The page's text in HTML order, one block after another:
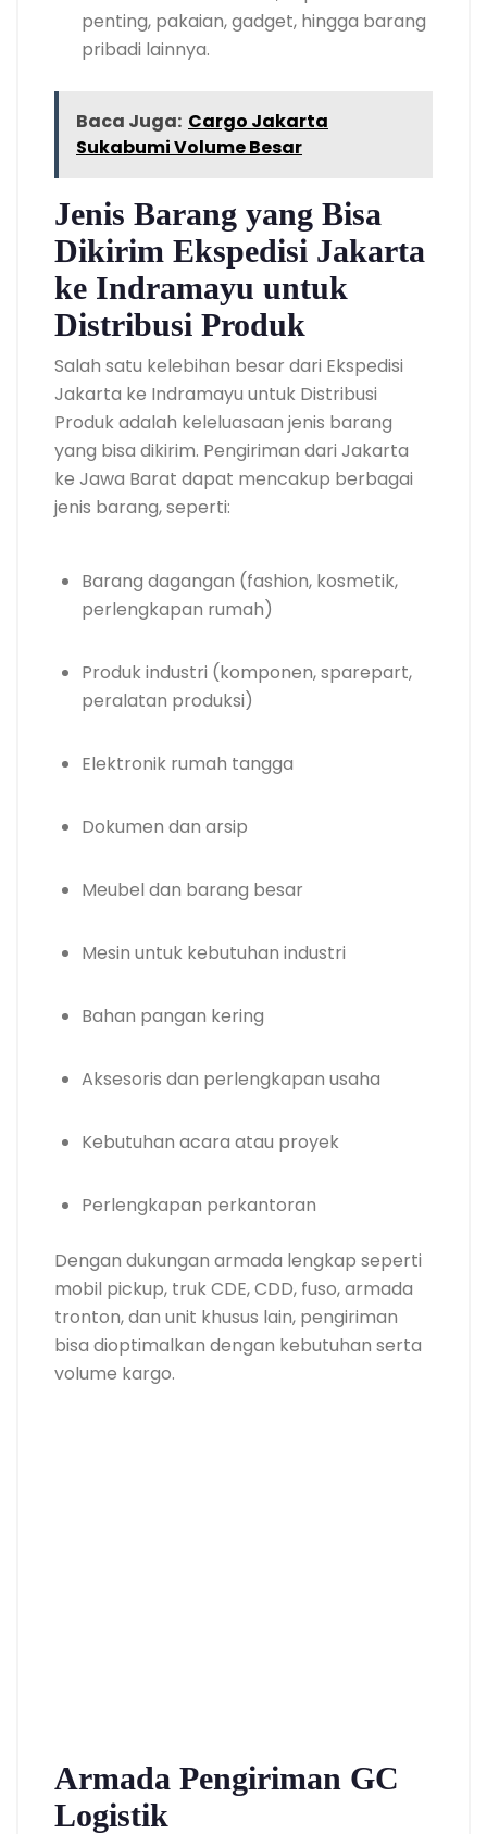
penting, pakaian, gadget, hingga barang
pribadi lainnya.
Baca Juga: Cargo Jakarta
Sukabumi Volume Besar
Jenis Barang yang Bisa
Dikirim Ekspedisi Jakarta
ke Indramayu untuk
Distribusi Produk
Salah satu kelebihan besar dari Ekspedisi
Jakarta ke Indramayu untuk Distribusi
Produk adalah keleluasaan jenis barang
yang bisa dikirim. Pengiriman dari Jakarta
ke Jawa Barat dapat mencakup berbagai
jenis barang, seperti:
Barang dagangan (fashion, kosmetik,
perlengkapan rumah)
Produk industri (komponen, sparepart,
peralatan produksi)
Elektronik rumah tangga
Dokumen dan arsip
Meubel dan barang besar
Mesin untuk kebutuhan industri
Bahan pangan kering
Aksesoris dan perlengkapan usaha
Kebutuhan acara atau proyek
Perlengkapan perkantoran
Dengan dukungan armada lengkap seperti
mobil pickup, truk CDE, CDD, fuso, armada
tronton, dan unit khusus lain, pengiriman
bisa dioptimalkan dengan kebutuhan serta
volume kargo.
Armada Pengiriman GC
Logistik